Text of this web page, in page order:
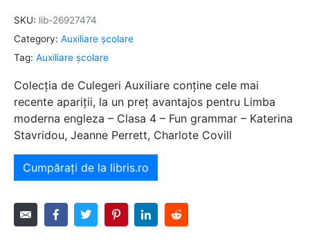
SKU: lib-26927474
Category: Auxiliare şcolare
Tag: Auxiliare şcolare
Colecția de Culegeri Auxiliare conține cele mai
recente apariții, la un preț avantajos pentru Limba
moderna engleza – Clasa 4 – Fun grammar – Katerina
Stavridou, Jeanne Perrett, Charlote Covill
Cumpărați de la libris.ro